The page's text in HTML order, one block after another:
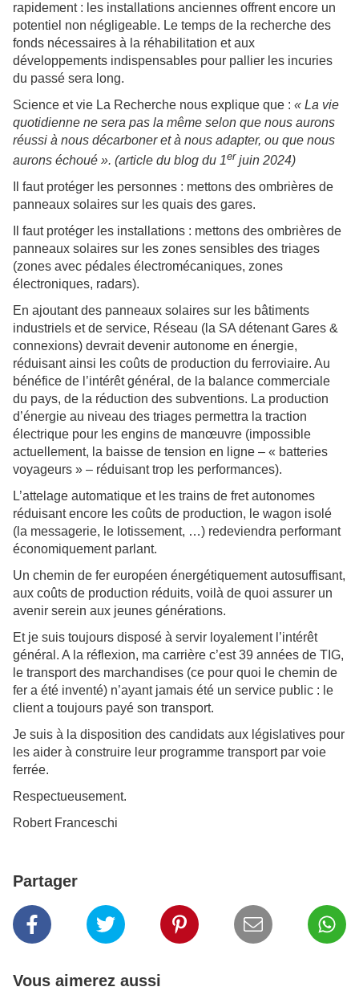
rapidement : les installations anciennes offrent encore un
potentiel non négligeable. Le temps de la recherche des
fonds nécessaires à la réhabilitation et aux
développements indispensables pour pallier les incuries
du passé sera long.
Science et vie La Recherche nous explique que : « La vie
quotidienne ne sera pas la même selon que nous aurons
réussi à nous décarboner et à nous adapter, ou que nous
aurons échoué ». (article du blog du 1er juin 2024)
Il faut protéger les personnes : mettons des ombrières de
panneaux solaires sur les quais des gares.
Il faut protéger les installations : mettons des ombrières de
panneaux solaires sur les zones sensibles des triages
(zones avec pédales électromécaniques, zones
électroniques, radars).
En ajoutant des panneaux solaires sur les bâtiments
industriels et de service, Réseau (la SA détenant Gares &
connexions) devrait devenir autonome en énergie,
réduisant ainsi les coûts de production du ferroviaire. Au
bénéfice de l’intérêt général, de la balance commerciale
du pays, de la réduction des subventions. La production
d’énergie au niveau des triages permettra la traction
électrique pour les engins de manœuvre (impossible
actuellement, la baisse de tension en ligne – « batteries
voyageurs » – réduisant trop les performances).
L’attelage automatique et les trains de fret autonomes
réduisant encore les coûts de production, le wagon isolé
(la messagerie, le lotissement, …) redeviendra performant
économiquement parlant.
Un chemin de fer européen énergétiquement autosuffisant,
aux coûts de production réduits, voilà de quoi assurer un
avenir serein aux jeunes générations.
Et je suis toujours disposé à servir loyalement l’intérêt
général. A la réflexion, ma carrière c’est 39 années de TIG,
le transport des marchandises (ce pour quoi le chemin de
fer a été inventé) n’ayant jamais été un service public : le
client a toujours payé son transport.
Je suis à la disposition des candidats aux législatives pour
les aider à construire leur programme transport par voie
ferrée.
Respectueusement.
Robert Franceschi
Partager
Vous aimerez aussi